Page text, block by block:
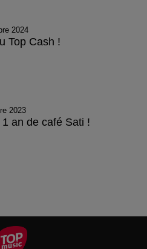
2024
Top Cash !
2023
an de café Sati !